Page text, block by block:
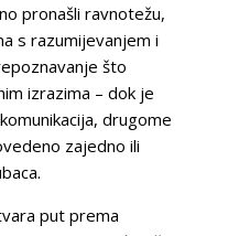
pronašli ravnotežu,
s razumijevanjem i
što
izrazima – dok je
drugome
zajedno ili
put prema